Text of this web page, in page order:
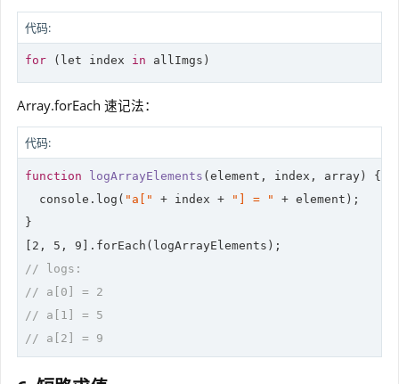
代码:
for ( let index in allImgs)
Array.forEach 速记法：
代码:
function logArrayElements ( element, index, array ) {
console .log( "a[" + index + "] = "
+ element);
}
2 , 5 , 9
// logs:
// a[0] = 2
// a[1] = 5
// a[2] = 9